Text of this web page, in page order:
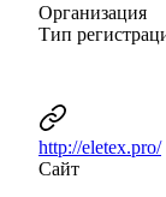
Организация
Тип
http://eletex.pro/
Сайт